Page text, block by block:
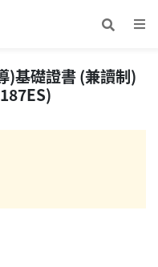
)基礎證書 (兼讀制)